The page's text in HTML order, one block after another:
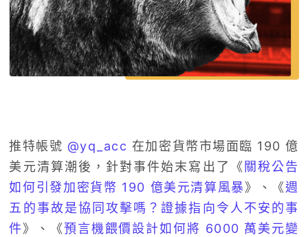
推特帳號 @yq_acc 在加密貨幣市場面臨 190 億
美元清算潮後，針對事件始末寫出了《 關稅公告
如何引發加密貨幣 190 億美元清算風暴》、《週
五的事故是協同攻擊嗎？證據指向令人不安的事
件》、《預言機餵價設計如何將 6000 萬美元變